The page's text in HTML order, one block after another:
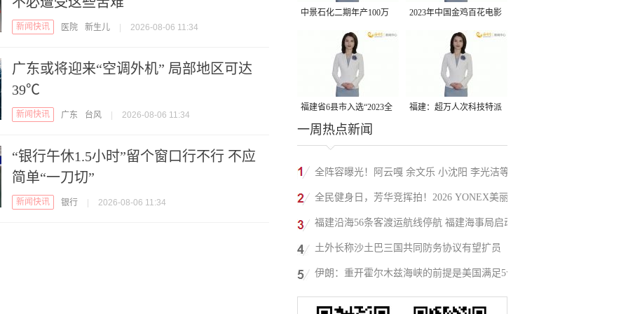
新闻快讯 医院 新生儿 2026-08-06 11:34
广东或将迎来“空调外机” 局部地区可达
39℃
新闻快讯 广东 台风 2026-08-06 11:34
“银行午休1.5小时”留个窗口行不行 不应
简单“一刀切”
新闻快讯 银行 2026-08-06 11:34
中景石化二期年产100万
吨丙烷脱氢项目建成中交
2023年中国金鸡百花电影
节有福电影巡展31日启动
福建省6县市入选“2023全
国县域发展潜力百强县”
福建：超万人次科技特派
一周热点新闻
全阵容曝光！阿云嘎 余文乐 小沈阳 李光洁等
加盟《披荆斩棘2026》
全民健身日，芳华竞挥拍！2026 YONEX美丽
上场女子网球交流赛厦门站揭幕
福建沿海56条客渡运航线停航 福建海事局启动
防台风一级应急响应
土外长称沙土巴三国共同防务协议有望扩员
伊朗：重开霍尔木兹海峡的前提是美国满足5个
条件